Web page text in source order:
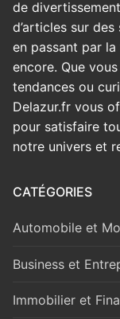
de
d’articles sur
en passant par
encore. Que
tendances ou
Delazur.fr vous
pour satisfaire
notre univers et
CATÉGORIES
Automobile et
Business et
Immobilier et